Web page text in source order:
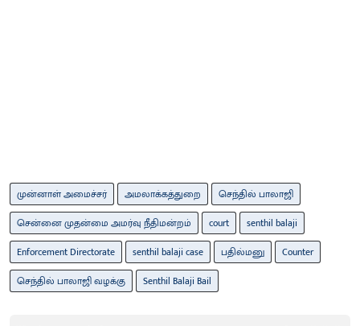
முன்னாள் அமைச்சர் அமலாக்கத்துறை
செந்தில் பாலாஜி
சென்னை முதன்மை அமர்வு நீதிமன்றம்
court
senthil balaji
Enforcement Directorate
senthil balaji case பதில்மனு
Counter
செந்தில் பாலாஜி வழக்கு
Senthil Balaji Bail